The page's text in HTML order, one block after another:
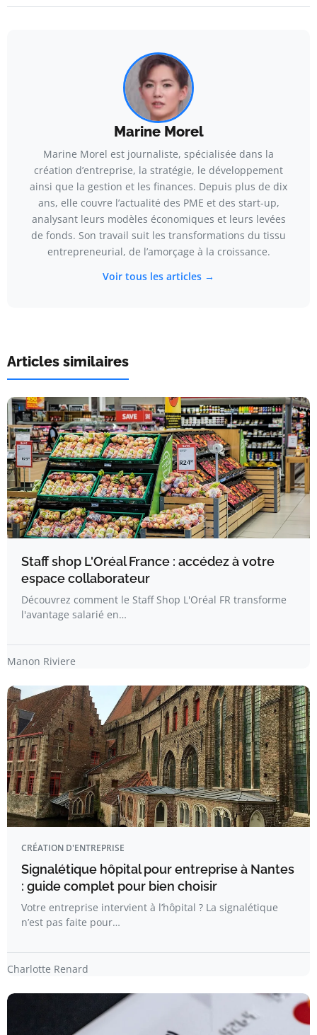
Marine Morel
Marine Morel est journaliste, spécialisée dans la
création d’entreprise, la stratégie, le développement
ainsi que la gestion et les finances. Depuis plus de dix
ans, elle couvre l’actualité des PME et des start-up,
analysant leurs modèles économiques et leurs levées
de fonds. Son travail suit les transformations du tissu
entrepreneurial, de l’amorçage à la croissance.
Voir tous les articles →
Articles similaires
Staff shop L'Oréal France : accédez à votre
espace collaborateur
Découvrez comment le Staff Shop L'Oréal FR transforme
l'avantage salarié en…
Manon Riviere
CRÉATION D'ENTREPRISE
Signalétique hôpital pour entreprise à Nantes
: guide complet pour bien choisir
Votre entreprise intervient à l’hôpital ? La signalétique
n’est pas faite pour…
Charlotte Renard